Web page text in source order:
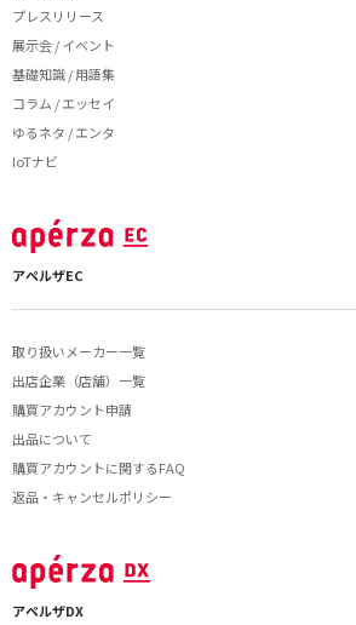
プレスリリース
展示会 / イベント
基礎知識 / 用語集
コラム / エッセイ
ゆるネタ / エンタ
IoTナビ
アペルザEC
取り扱いメーカー一覧
出店企業（店舗）一覧
購買アカウント申請
出品について
購買アカウントに関するFAQ
返品・キャンセルポリシー
アペルザDX